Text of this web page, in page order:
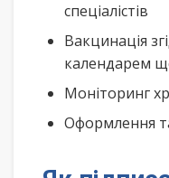
спеціалістів
Вакцинація
календарем
Моніторинг
Оформлення